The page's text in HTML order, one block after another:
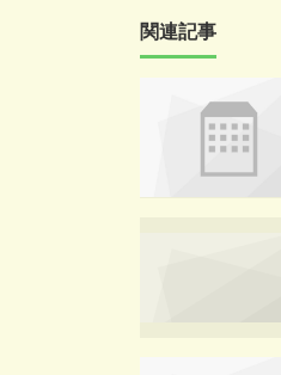
関連記事